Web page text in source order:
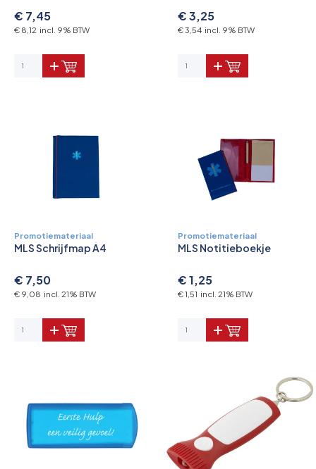
€ 7,45
€ 8,12 incl. 9% BTW
€ 3,25
€ 3,54 incl. 9% BTW
Promotiemateriaal
MLS Schrijfmap A4
€ 7,50
€ 9,08 incl. 21% BTW
Promotiemateriaal
MLS Notitieboekje
€ 1,25
€ 1,51 incl. 21% BTW